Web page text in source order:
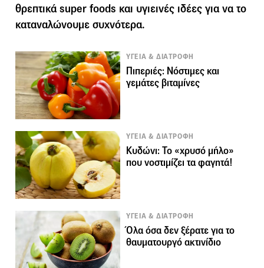
θρεπτικά super foods και υγιεινές ιδέες για να το
καταναλώνουμε συχνότερα.
ΥΓΕΙΑ & ΔΙΑΤΡΟΦΗ
Πιπεριές: Νόστιμες και
γεμάτες βιταμίνες
ΥΓΕΙΑ & ΔΙΑΤΡΟΦΗ
Κυδώνι: Το «χρυσό μήλο»
που νοστιμίζει τα φαγητά!
ΥΓΕΙΑ & ΔΙΑΤΡΟΦΗ
Όλα όσα δεν ξέρατε για το
θαυματουργό ακτινίδιο